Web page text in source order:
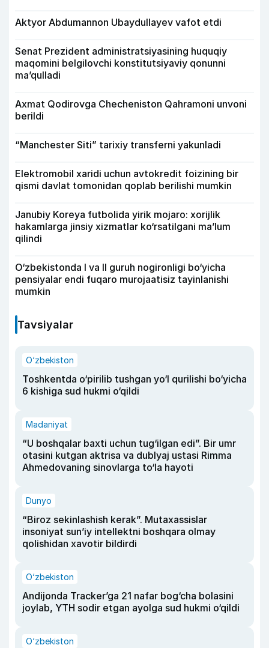
Aktyor Abdu­mannon Ubaydullayev vafot etdi
Senat Prezident administratsiyasining huquqiy
maqomini belgilovchi konstitutsiyaviy qonunni
ma’qulladi
Axmat Qodirovga Checheniston Qahramoni unvoni
berildi
“Manchester Siti” tarixiy transferni yakunladi
Elektromobil xaridi uchun avtokredit foizining bir
qismi davlat tomonidan qoplab berilishi mumkin
Janubiy Koreya futbolida yirik mojaro: xorijlik
hakamlarga jinsiy xizmatlar ko‘rsatilgani ma’lum
qilindi
O‘zbekistonda I va II guruh nogironligi bo‘yicha
pensiyalar endi fuqaro murojaatisiz tayinlanishi
mumkin
Tavsiyalar
O‘zbekiston
Toshkentda o‘pirilib tushgan yo‘l qurilishi bo‘yicha
6 kishiga sud hukmi o‘qildi
Madaniyat
“U boshqalar baxti uchun tug‘ilgan edi”. Bir umr
otasini kutgan aktrisa va dublyaj ustasi Rimma
Ahmedovaning sinovlarga to‘la hayoti
Dunyo
“Biroz sekinlashish kerak”. Mutaxassislar
insoniyat sun’iy intellektni boshqara olmay
qolishidan xavotir bildirdi
O‘zbekiston
Andijonda Tracker’ga 21 nafar bog‘cha bolasini
joylab, YTH sodir etgan ayolga sud hukmi o‘qildi
O‘zbekiston